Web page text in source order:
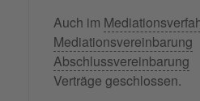
Auch im
Mediationsvereinbarung
Abschlussvereinbarung
Verträge geschlossen.